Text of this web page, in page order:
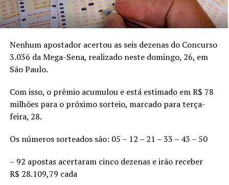
Nenhum apostador acertou as seis dezenas do Concurso
3.036 da Mega-Sena, realizado neste domingo, 26, em
São Paulo.
Com isso, o prêmio acumulou e está estimado em R$ 78
milhões para o próximo sorteio, marcado para terça-
feira, 28.
Os números sorteados são: 05 – 12 – 21 – 33 – 43 – 50
– 92 apostas acertaram cinco dezenas e irão receber
R$ 28.109,79 cada